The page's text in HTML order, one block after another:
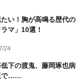
い！胸が高鳴る歴代の
ラマ」10選！
24
下の渡鬼、藤岡琢也病
で……